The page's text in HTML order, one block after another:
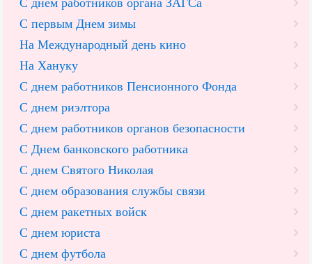
С днем работников органа ЗАГСа
С первым Днем зимы
На Международный день кино
На Хануку
С днем работников Пенсионного Фонда
С днем риэлтора
С днем работников органов безопасности
С Днем банковского работника
С днем Святого Николая
С днем образования службы связи
С днем ракетных войск
С днем юриста
С днем футбола